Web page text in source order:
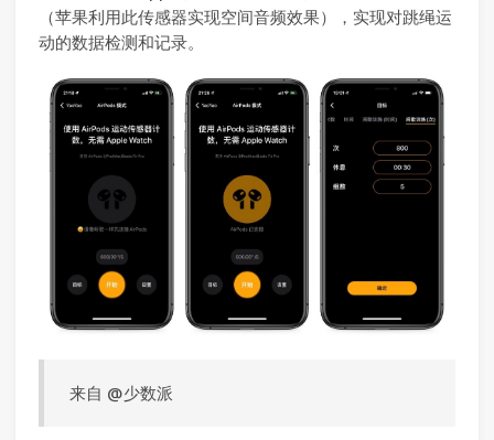
（苹果利用此传感器实现空间音频效果），实现对跳绳运
动的数据检测和记录。
来自 @少数派